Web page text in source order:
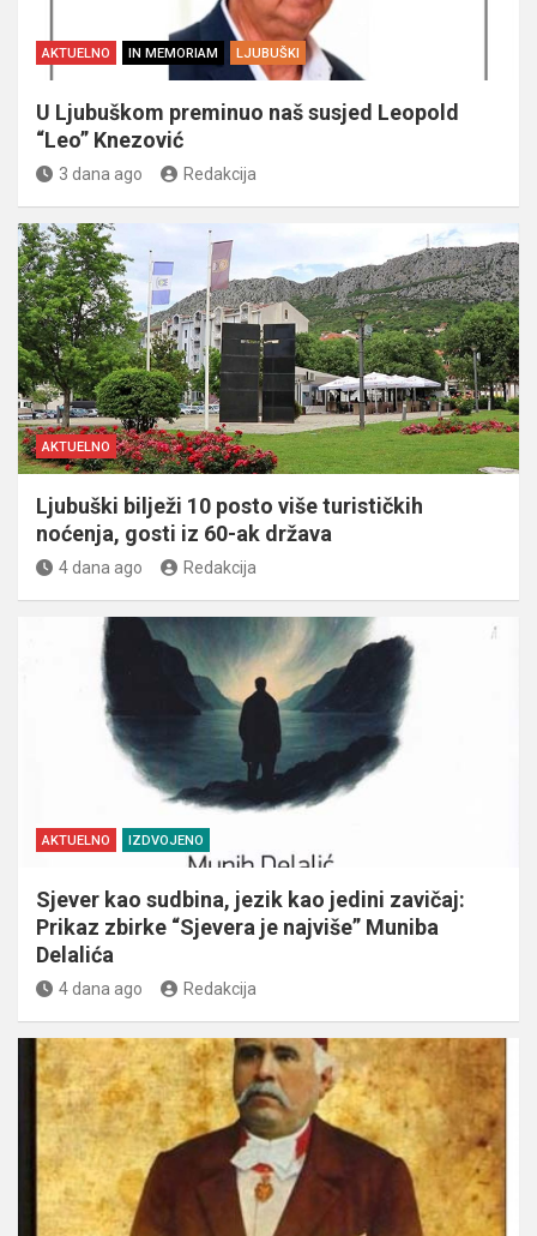
AKTUELNO IN MEMORIAM LJUBUŠKI
U Ljubuškom preminuo naš susjed Leopold
“Leo” Knezović
3 dana ago Redakcija
AKTUELNO
Ljubuški bilježi 10 posto više turističkih
noćenja, gosti iz 60-ak država
4 dana ago Redakcija
AKTUELNO IZDVOJENO
Sjever kao sudbina, jezik kao jedini zavičaj:
Prikaz zbirke “Sjevera je najviše” Muniba
Delalića
4 dana ago Redakcija